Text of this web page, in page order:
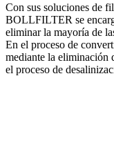
Con sus soluciones de
BOLLFILTER se
eliminar la mayoría de
En el proceso de
mediante la eliminación
el proceso de